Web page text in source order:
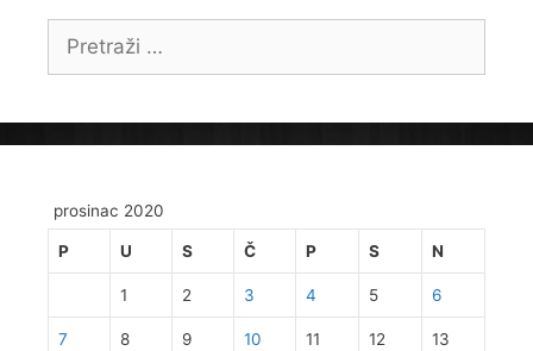
Pretraži:
prosinac 2020
P U S Č P S N
1 2 3 4 5 6
7 8 9 10 11 12 13